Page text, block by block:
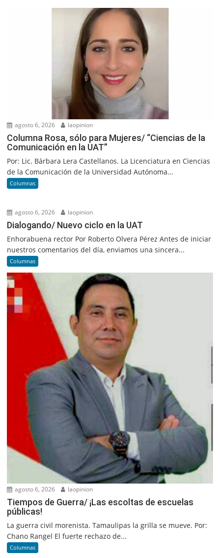
agosto 6, 2026 laopinion
Columna Rosa, sólo para Mujeres/ “Ciencias de la
Comunicación en la UAT”
Por: Lic. Bárbara Lera Castellanos. La Licenciatura en Ciencias
de la Comunicación de la Universidad Autónoma...
Columnas
agosto 6, 2026 laopinion
Dialogando/ Nuevo ciclo en la UAT
Enhorabuena rector Por Roberto Olvera Pérez Antes de iniciar
nuestros comentarios del día, enviamos una sincera...
Columnas
agosto 6, 2026 laopinion
Tiempos de Guerra/ ¡Las escoltas de escuelas
públicas!
La guerra civil morenista. Tamaulipas la grilla se mueve. Por:
Chano Rangel El fuerte rechazo de...
Columnas